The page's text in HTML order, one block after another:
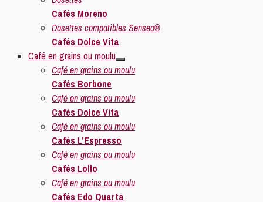
Cafés Moreno
Dosettes compatibles Senseo®
Cafés Dolce Vita
Café en grains ou moulu
Café en grains ou moulu
Cafés Borbone
Café en grains ou moulu
Cafés Dolce Vita
Café en grains ou moulu
Cafés L’Espresso
Café en grains ou moulu
Cafés Lollo
Café en grains ou moulu
Cafés Edo Quarta